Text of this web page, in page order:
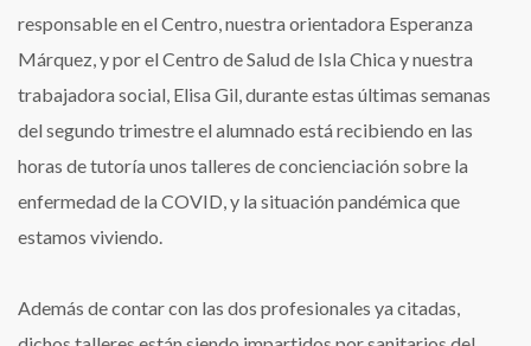
responsable en el Centro, nuestra orientadora Esperanza
Márquez, y por el Centro de Salud de Isla Chica y nuestra
trabajadora social, Elisa Gil, durante estas últimas semanas
del segundo trimestre el alumnado está recibiendo en las
horas de tutoría unos talleres de concienciación sobre la
enfermedad de la COVID, y la situación pandémica que
estamos viviendo.
Además de contar con las dos profesionales ya citadas,